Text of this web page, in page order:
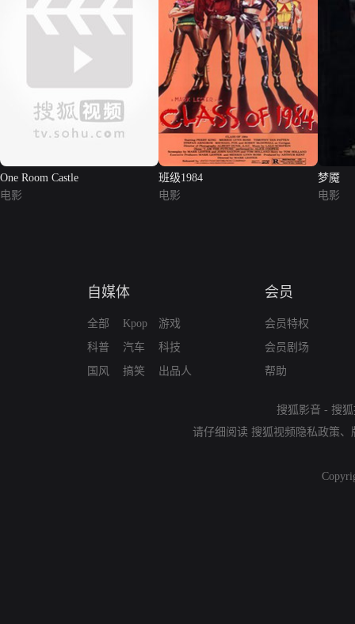
One Room Castle
电影
班级1984
电影
梦魇
电影
自媒体
全部
科普
国风
Kpop
汽车
搞笑
游戏
科技
出品人
会员
会员特权
会员剧场
帮助
搜狐影音 - 搜
请仔细阅读 搜狐视频隐私政策、